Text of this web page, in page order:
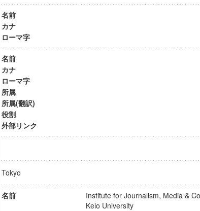
名前
カナ
ローマ字
名前
カナ
ローマ字
所属
所属(翻訳)
役割
外部リンク
Tokyo
名前
Institute for Journalism, Media &
Keio University